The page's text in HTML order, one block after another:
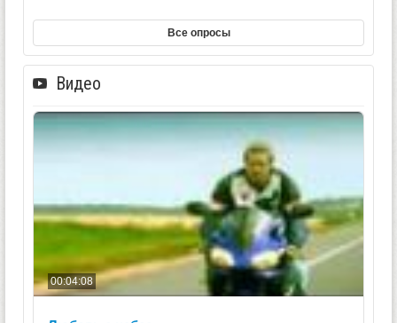
Все опросы
Видео
00:04:08